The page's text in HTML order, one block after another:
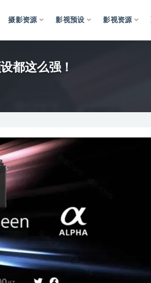
摄影资源 影视预设 影视资源
都这么强！